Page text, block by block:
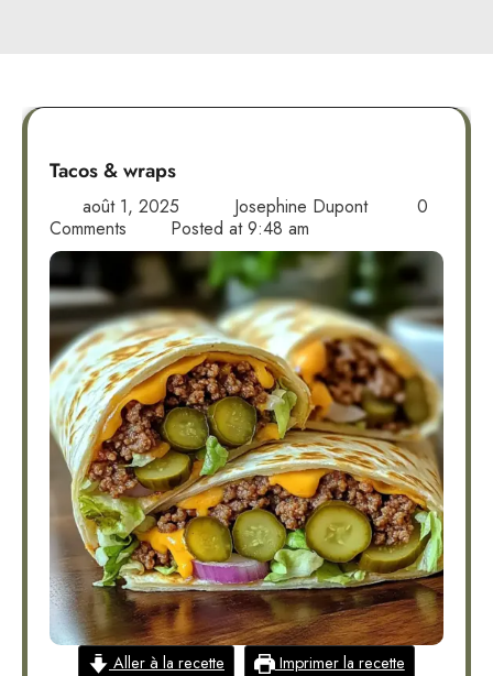
Tacos & wraps
août 1, 2025 Josephine Dupont
0
Comments
Posted at9:48 am
Aller à la recette Imprimer la recette